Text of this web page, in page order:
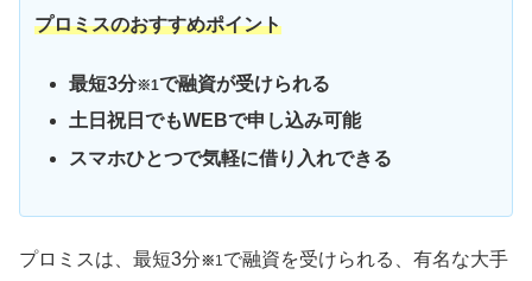
プロミスのおすすめポイント
最短3分※1で融資が受けられる
土日祝日でもWEBで申し込み可能
スマホひとつで気軽に借り入れできる
プロミスは、最短3分※1で融資を受けられる、有名な大手